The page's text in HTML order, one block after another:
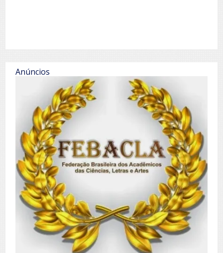
Anúncios